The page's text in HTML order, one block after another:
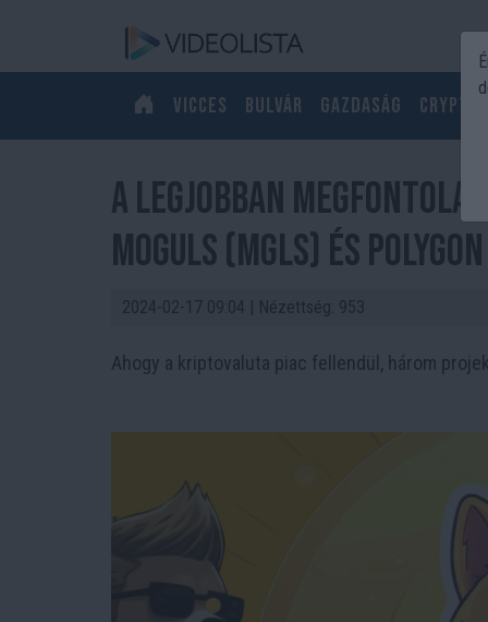
Vicces Bulvár Gazdaság Crypto
A legjobban
Moguls (MGLS) és
2024-02-17 09:04 | Nézettség: 953
Ahogy a kriptovaluta piac fellendül, három